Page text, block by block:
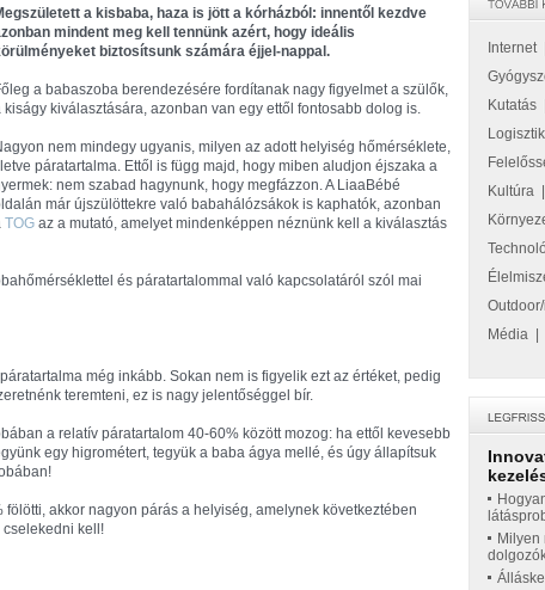
a kisbaba, haza is jött a kórházból: innentől kezdve
mindent meg kell tennünk azért, hogy ideális
biztosítsunk számára éjjel-nappal.
a babaszoba berendezésére fordítanak nagy figyelmet a szülők,
kiságy kiválasztására, azonban van egy ettől fontosabb dolog is.
nem mindegy ugyanis, milyen az adott helyiség hőmérséklete,
páratartalma. Ettől is függ majd, hogy miben aludjon éjszaka a
nem szabad hagynunk, hogy megfázzon. A LiaaBébé
már újszülöttekre való babahálózsákok is kaphatók, azonban
TOG az a mutató, amelyet mindenképpen néznünk kell a kiválasztás
és páratartalommal való kapcsolatáról szól mai
még inkább. Sokan nem is figyelik ezt az értéket, pedig
teremteni, ez is nagy jelentőséggel bír.
a relatív páratartalom 40-60% között mozog: ha ettől kevesebb
egy higrométert, tegyük a baba ágya mellé, és úgy állapítsuk
akkor nagyon párás a helyiség, amelynek következtében
kell!
Internet|
Kutatás
Kultúra
Média
Milyen